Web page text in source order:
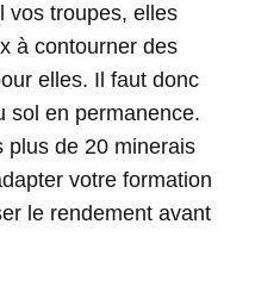
vos troupes, elles
à contourner des
elles. Il faut donc
sol en permanence.
plus de 20 minerais
votre formation
le rendement avant